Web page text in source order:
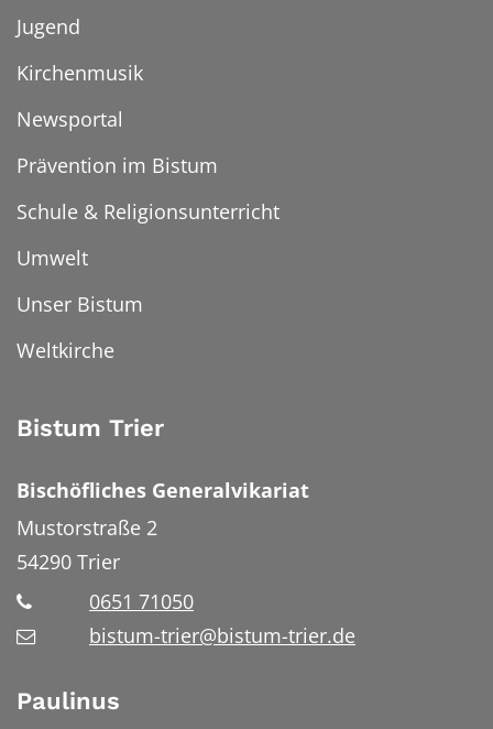
Jugend
Kirchenmusik
Newsportal
Prävention im Bistum
Schule & Religionsunterricht
Umwelt
Unser Bistum
Weltkirche
Bistum Trier
Bischöfliches Generalvikariat
Mustorstraße 2
54290 Trier
0651 71050
bistum-trier@bistum-trier.de
Paulinus